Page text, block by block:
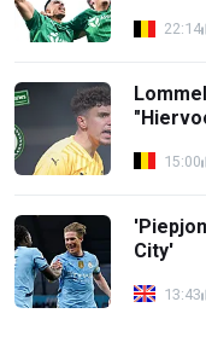
22:14
15:00
City'
13:43